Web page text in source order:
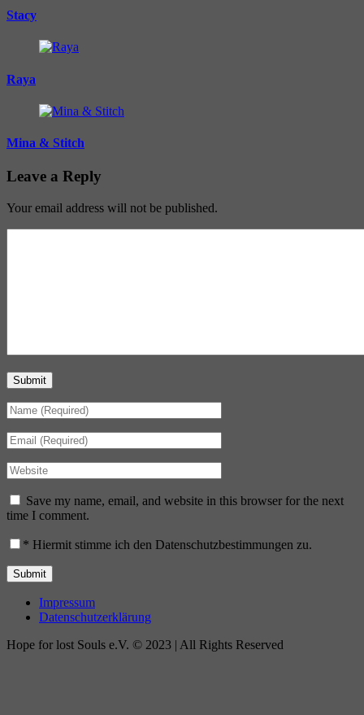
Stacy
Raya
Mina & Stitch
Leave a Reply
Your email address will not be published.
Submit
Save my name, email, and website in this browser for the next
time I comment.
* Hiermit stimme ich den Datenschutzbestimmungen zu.
Impressum
Datenschutzerklärung
Hope for lost Souls e.V. © 2023 | All Rights Reserved